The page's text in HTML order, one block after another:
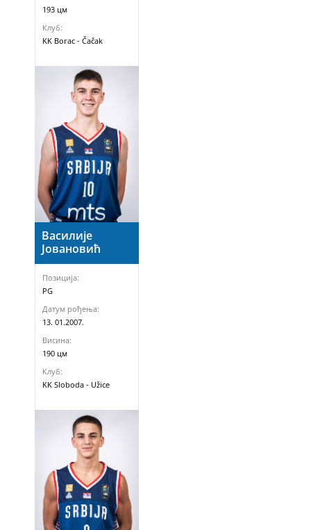
193 цм
Клуб:
KK Borac - Čačak
Василије
Јовановић
Позиција:
PG
Датум рођења:
13. 01.2007.
Висина:
190 цм
Клуб:
KK Sloboda - Užice